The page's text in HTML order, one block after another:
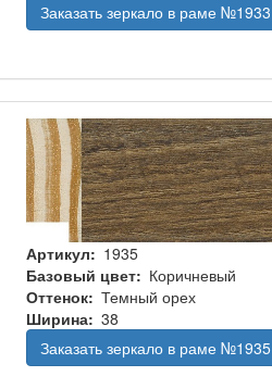
Заказать зеркало в раме №1933
Артикул
1935
Базовый цвет
Коричневый
Оттенок
Темный орех
Ширина
38
Заказать зеркало в раме №1935